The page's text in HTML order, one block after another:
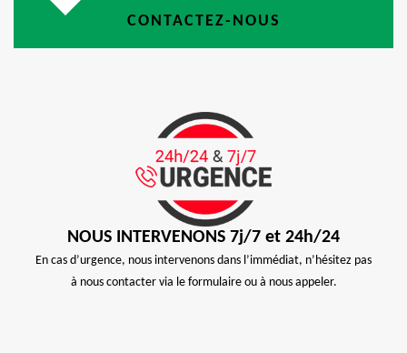
CONTACTEZ-NOUS
NOUS INTERVENONS 7j/7 et 24h/24
En cas d’urgence, nous intervenons dans l’immédiat, n’hésitez pas
à nous contacter via le formulaire ou à nous appeler.